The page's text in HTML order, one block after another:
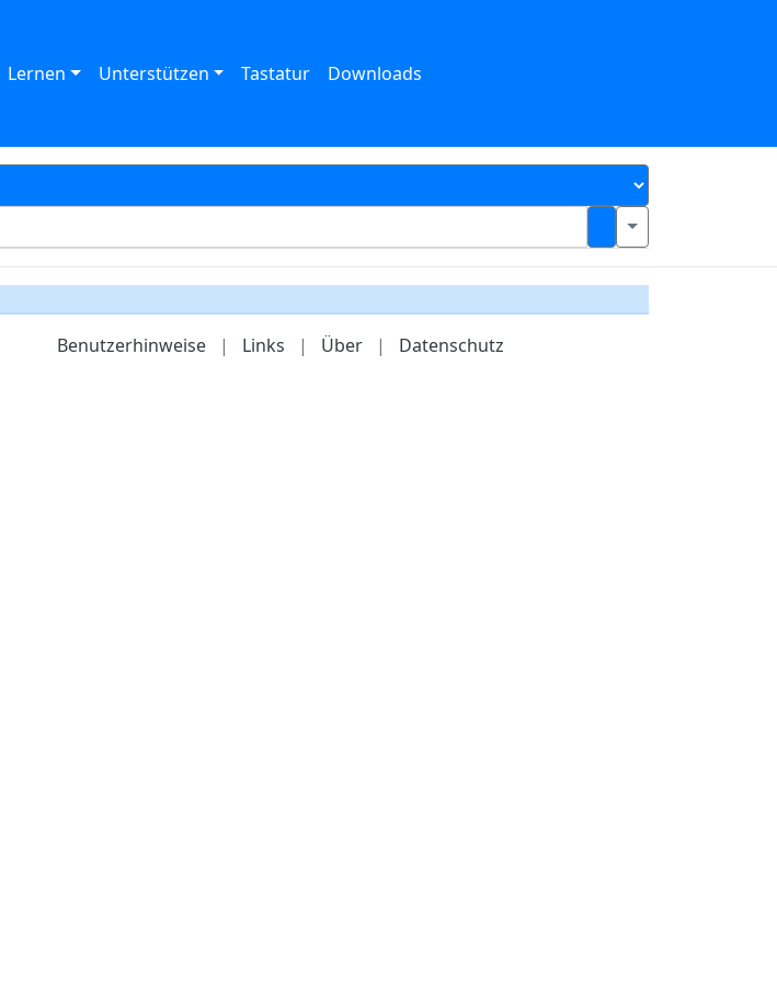
Lernen Unterstützen Tastatur Downloads
Benutzerhinweise | Links | Über | Datenschutz